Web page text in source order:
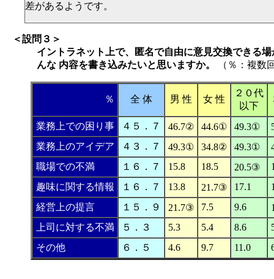
差があるようです。
＜設問３＞
イントラネット上で、匿名で自由に意見交換できる
んな 内容を書き込みたいと思いますか。
（％：複数
％ 全 体 男 性 女 性
２０代
以下
業務上での困り事 ４５．７ 46.7② 44.6① 49.3①
業務上のアイデア
４３．７ 49.3① 34.8② 49.3①
職場での不満
１６．７ 15.8 18.5 20.5③
趣味に関する情報
１６．７ 13.8 21.7③ 17.1
経営上の提言
１５．９ 21.7③ 7.5 9.6
上司に対する不満
５．３ 5.3 5.4 8.6
その他
６．５ 4.6 9.7 11.0